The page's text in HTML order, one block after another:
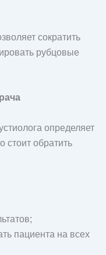
сократить
рубцовые
определяет
стоит обратить
пациента на всех